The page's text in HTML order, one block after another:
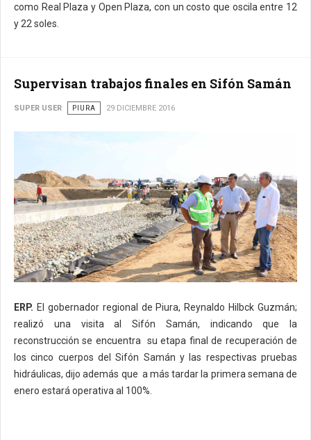
como Real Plaza y Open Plaza, con un costo que oscila entre 12
y 22 soles.
Supervisan trabajos finales en Sifón Samán
SUPER USER PIURA 29 DICIEMBRE 2016
ERP. El gobernador regional de Piura, Reynaldo Hilbck Guzmán;
realizó una visita al Sifón Samán, indicando que la
reconstrucción se encuentra
su etapa final de recuperación de
los cinco cuerpos del Sifón Samán y las respectivas pruebas
hidráulicas, dijo además que a más tardar la primera semana de
enero estará operativa al 100%.